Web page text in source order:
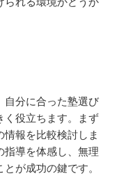
自分に合った塾選び
く役立ちます。まず
報を比較検討しま
指導を体感し、無理
が成功の鍵です。